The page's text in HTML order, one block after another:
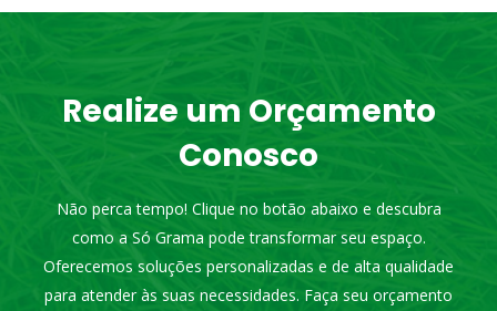
Realize um Orçamento
Conosco
Não perca tempo! Clique no botão abaixo e descubra
como a Só Grama pode transformar seu espaço.
Oferecemos soluções personalizadas e de alta qualidade
para atender às suas necessidades. Faça seu orçamento